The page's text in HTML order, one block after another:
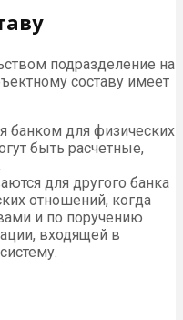
подразделение на
составу имеет
банком для физических
быть расчетные,
для другого банка
отношений, когда
и по поручению
входящей в